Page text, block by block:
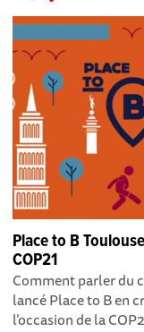
Place to B
COP21
Comment parler du
lancé Place to B en
l’occasion de la